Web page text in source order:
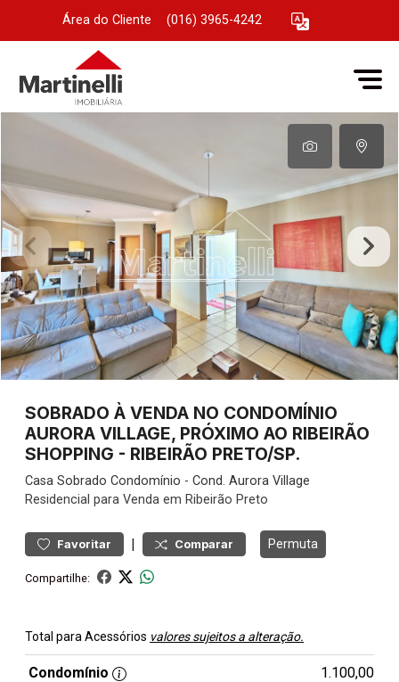
Área do Cliente (016) 3965-4242
SOBRADO À VENDA NO CONDOMÍNIO
AURORA VILLAGE, PRÓXIMO AO RIBEIRÃO
SHOPPING - RIBEIRÃO PRETO/SP.
Casa Sobrado Condomínio - Cond. Aurora Village
Residencial para Venda em Ribeirão Preto
Favoritar | Comparar Permuta
Compartilhe:
Total para Acessórios valores sujeitos a alteração.
Condomínio
1.100,00